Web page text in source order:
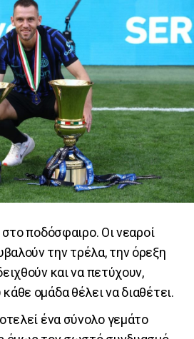
στο ποδόσφαιρο. Οι νεαροί
την τρέλα, την όρεξη
και να πετύχουν,
ομάδα θέλει να διαθέτει.
ένα σύνολο γεμάτο